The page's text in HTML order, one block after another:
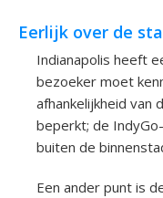
Eerlijk over de
Indianapolis heeft
bezoeker moet
afhankelijkheid van
beperkt; de
buiten de
Een ander punt is